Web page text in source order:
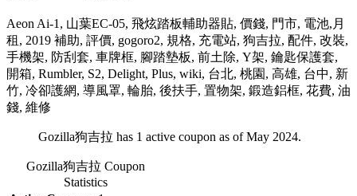
Aeon Ai-1, 山葉EC-05, 飛炫踏板輔助器貼, 價錢, 門市, 電池,月
租, 2019 補助, 評價, gogoro2, 規格, 充電站, 狗吉拉, 配件, 改裝,
手機架, 防刮套, 車牌框, 腳踏墊板, 前土除, Y架, 鑰匙保護套,
開箱, Rumbler, S2, Delight, Plus, wiki, 台北, 桃園, 高雄, 台中, 新
竹, 冷卻護網, 導風罩, 輪胎, 後扶手, 置物架, 鍛造鋁框, 花費, 油
錢, 維修
Gozilla狗吉拉 has 1 active coupon as of May 2024.
Gozilla狗吉拉 Coupon
Statistics